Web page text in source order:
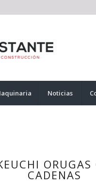
Noticias
CADENAS